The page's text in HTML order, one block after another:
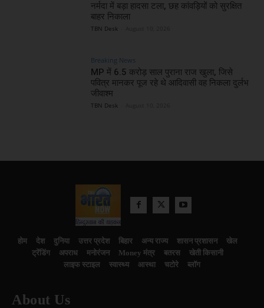
नर्मदा में बड़ा हादसा टला, छह कांवड़ियों को सुरक्षित
बाहर निकाला
TBN Desk
Breaking News
MP में 6.5 करोड़ साल पुराना राज खुला, जिसे
पवित्र मानकर पूज रहे थे आदिवासी वह निकला दुर्लभ
जीवाश्म
TBN Desk
होम देश दुनिया उत्तर प्रदेश बिहार अन्य राज्य शासन प्रशासन
खेल
ट्रेंडिंग
अपराध मनोरंजन Money मंत्र बतरस
खेती किसानी
लाइफ स्टाइल
स्वास्थ्य आस्था चटोरे ब्लॉग
About Us